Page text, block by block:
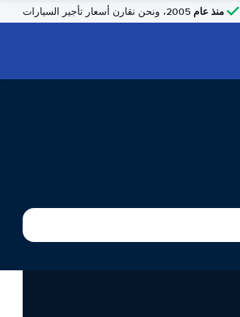
منذ عام